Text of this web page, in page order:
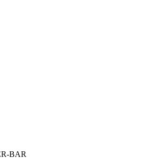
BAR